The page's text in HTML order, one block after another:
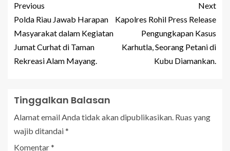
Previous
Polda Riau Jawab Harapan
Masyarakat dalam Kegiatan
Jumat Curhat di Taman
Rekreasi Alam Mayang.
Next
Kapolres Rohil Press Release
Pengungkapan Kasus
Karhutla, Seorang Petani di
Kubu Diamankan.
Tinggalkan Balasan
Alamat email Anda tidak akan dipublikasikan. Ruas yang
wajib ditandai*
Komentar*